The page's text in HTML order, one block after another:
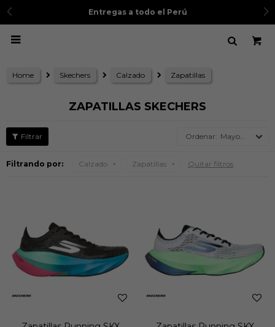
Entregas a todo el Perú

Home Skechers Calzado Zapatillas
ZAPATILLAS SKECHERS
Mayor precio
Filtrando por: Calzado Zapatillas Quitar filtros